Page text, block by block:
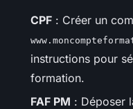
CPF : Créer un
instructions pour
formation.
FAF PM : Déposer